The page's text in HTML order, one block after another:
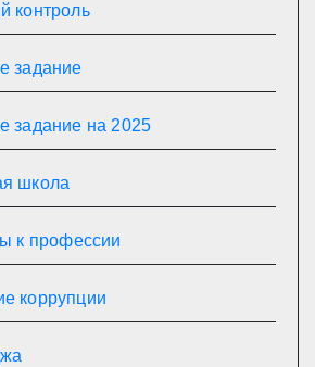
контроль
задание
задание на 2025
школа
к профессии
коррупции